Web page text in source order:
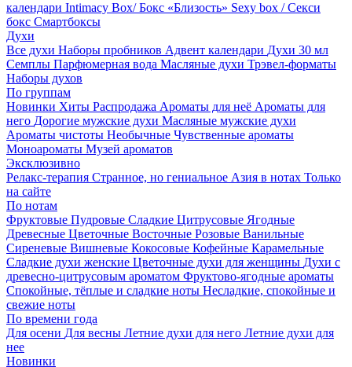
календари Intimacy Box/ Бокс «Близость» Sexy box / Секси
бокс Смартбоксы
Духи
Все духи Наборы пробников Адвент календари Духи 30 мл
Семплы Парфюмерная вода Масляные духи Трэвел-форматы
Наборы духов
По группам
Новинки Хиты Распродажа Ароматы для неё Ароматы для
него Дорогие мужские духи Масляные мужские духи
Ароматы чистоты Необычные Чувственные ароматы
Моноароматы Музей ароматов
Эксклюзивно
Релакс-терапия Странное, но гениальное Азия в нотах Только
на сайте
По нотам
Фруктовые Пудровые Сладкие Цитрусовые Ягодные
Древесные Цветочные Восточные Розовые Ванильные
Сиреневые Вишневые Кокосовые Кофейные Карамельные
Сладкие духи женские Цветочные духи для женщины Духи с
древесно-цитрусовым ароматом Фруктово-ягодные ароматы
Спокойные, тёплые и сладкие ноты Несладкие, спокойные и
свежие ноты
По времени года
Для осени Для весны Летние духи для него Летние духи для
нее
Новинки